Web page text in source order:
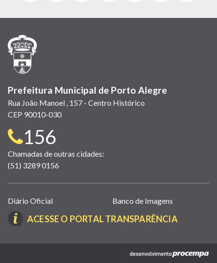
em
janela)
em
em
(link
em
em
em
Prefeitura Municipal de Porto Alegre
Rua João Manoel , 157 - Centro Histórico
CEP 90010-030
Telefone
para
contato:
156
Chamadas de outras cidades:
(51) 3289 0156
Links
úteis
(abrem
nova
Diário Oficial Banco de Imagens
ACESSE O PORTAL TRANSPARÊNCIA(LINK
EM
NOVA